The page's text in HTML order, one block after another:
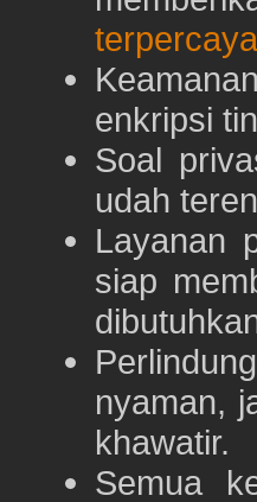
terpercaya
enkripsi
Soal
udah
Layanan
siap
nyaman,
khawatir.
Semua